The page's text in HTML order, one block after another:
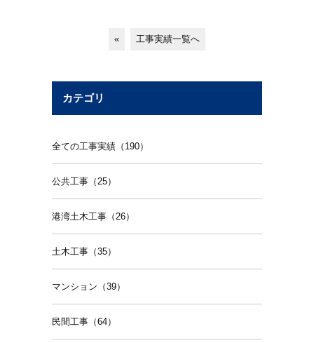
« 工事実績一覧へ
カテゴリ
全ての工事実績（190）
公共工事（25）
港湾土木工事（26）
土木工事（35）
マンション（39）
民間工事（64）